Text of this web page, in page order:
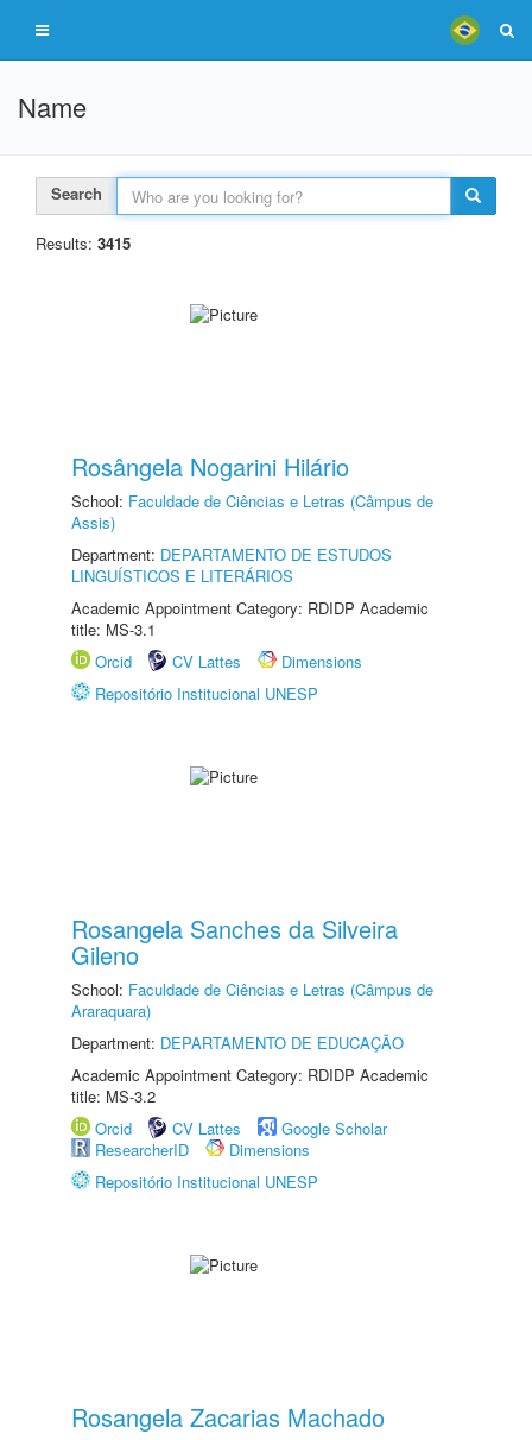
Name
Search
Results: 3415
Rosângela Nogarini Hilário
School: Faculdade de Ciências e Letras (Câmpus de
Assis)
Department: DEPARTAMENTO DE ESTUDOS
LINGUÍSTICOS E LITERÁRIOS
Academic Appointment Category: RDIDP Academic
title: MS-3.1
Orcid
CV Lattes
Dimensions
Repositório Institucional UNESP
Rosangela Sanches da Silveira
Gileno
School: Faculdade de Ciências e Letras (Câmpus de
Araraquara)
Department: DEPARTAMENTO DE EDUCAÇÃO
Academic Appointment Category: RDIDP Academic
title: MS-3.2
Orcid
CV Lattes
Google Scholar
ResearcherID
Dimensions
Repositório Institucional UNESP
Rosangela Zacarias Machado